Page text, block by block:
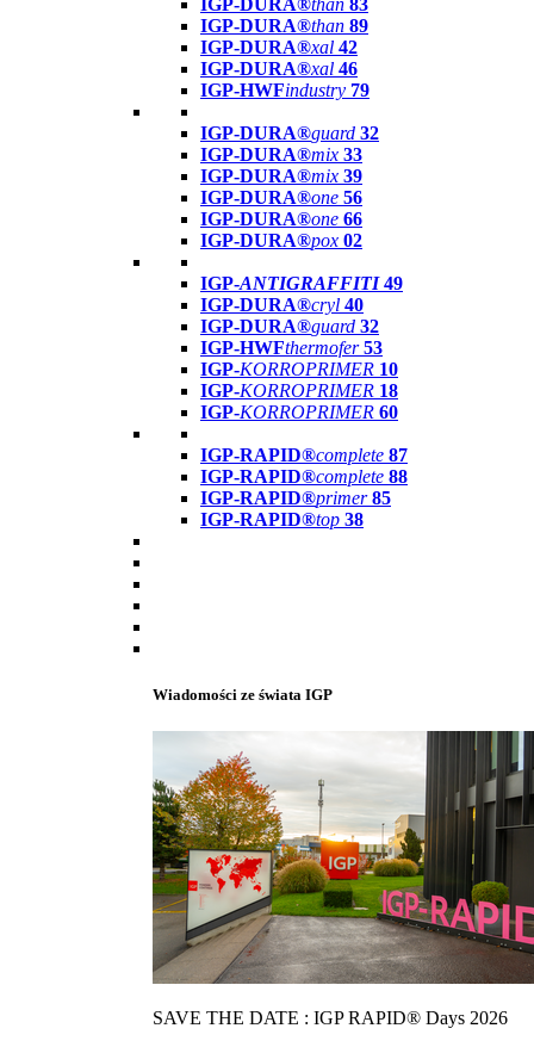
IGP-DURA®than 83
IGP-DURA®than 89
IGP-DURA®xal 42
IGP-DURA®xal 46
IGP-HWFindustry 79
IGP-DURA®guard 32
IGP-DURA®mix 33
IGP-DURA®mix 39
IGP-DURA®one 56
IGP-DURA®one 66
IGP-DURA®pox 02
IGP-ANTIGRAFFITI49
IGP-DURA®cryl 40
IGP-DURA®guard 32
IGP-HWFthermofer 53
IGP-KORROPRIMER 10
IGP-KORROPRIMER 18
IGP-KORROPRIMER 60
IGP-RAPID®complete 87
IGP-RAPID®complete 88
IGP-RAPID®primer 85
IGP-RAPID®top 38
Wiadomości ze świata IGP
SAVE THE DATE : IGP RAPID® Days 2026